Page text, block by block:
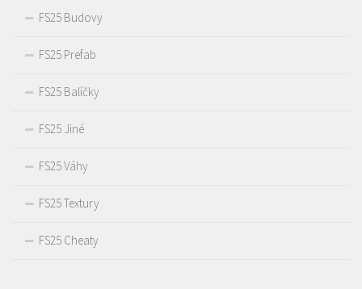
FS25 Budovy
FS25 Prefab
FS25 Balíčky
FS25 Jiné
FS25 Váhy
FS25 Textury
FS25 Cheaty